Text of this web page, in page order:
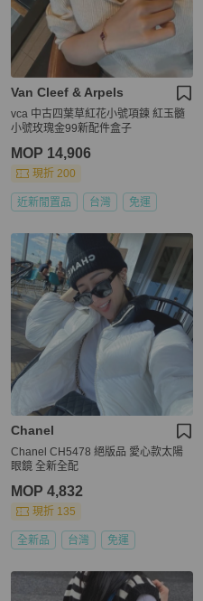
Van Cleef & Arpels
vca 中古四葉草紅花小號項鍊 紅玉髓
小號玫瑰金99新配件盒子
MOP 14,906
現折 200
近新閒置品 台灣 免運
Chanel
Chanel CH5478 絕版品 愛心款太陽
眼鏡 全新全配
MOP 4,832
現折 135
全新品 台灣 免運